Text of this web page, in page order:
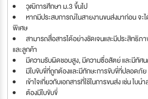
วุฒิการศึกษา ม.3 ขึ้นไป
หากมีประสบการณ์ในสายงานขนส่งมาก่อน จ
พิเศษ
สามารถสื่อสารได้อย่างชัดเจนและมีประสิทธิภ
และลูกค้า
มีความรับผิดชอบสูง, มีความซื่อสัตย์ และมีทัศ
มีใบขับขี่ที่ถูกต้องและมีทักษะการขับขี่ที่ปลอดภัย
เข้าใจเกี่ยวกับเอกสารที่ใช้ในการขนส่ง เช่น ใบน
ต้องมีใบขับขี่